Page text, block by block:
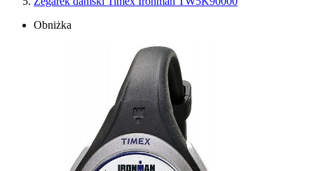
Obniżka